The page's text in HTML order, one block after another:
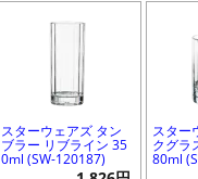
スターウェアズ タン
ブラー リブライン 35
0ml (SW-120187)
スター
クグラ
80ml